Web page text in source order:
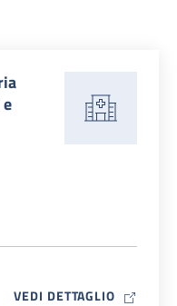
VEDI DETTAGLIO MAP ICON